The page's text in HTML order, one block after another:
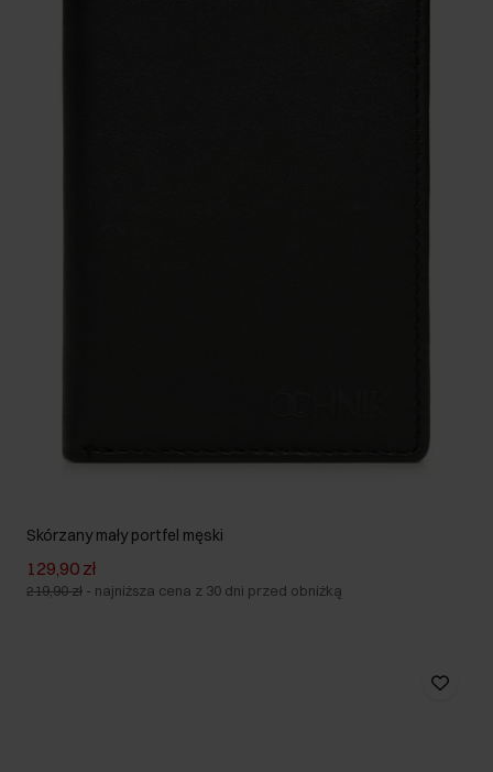
Skórzany mały portfel męski
129,90 zł
219,90 zł - najniższa cena z 30 dni przed obniżką